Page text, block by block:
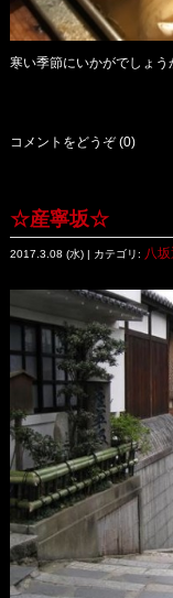
寒い季節にいかがでしょ
コメントをどうぞ (0)
☆産寧坂☆
2017.3.08 (水) | カテゴリ: 八